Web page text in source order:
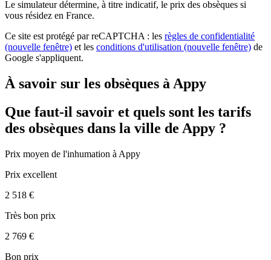
Le simulateurdétermine, à titre indicatif, le prix des obsèques si
vous résidez en France.
Ce site est protégé par reCAPTCHA : les règles de confidentialité
(nouvelle fenêtre) et les conditions d'utilisation (nouvelle fenêtre) de
Google s'appliquent.
À savoir sur les obsèques à Appy
Que faut-il savoir et quels sont les tarifs
des obsèques dans la ville de Appy ?
Prix moyen de l'inhumation à Appy
Prix excellent
2 518 €
Très bon prix
2 769 €
Bon prix